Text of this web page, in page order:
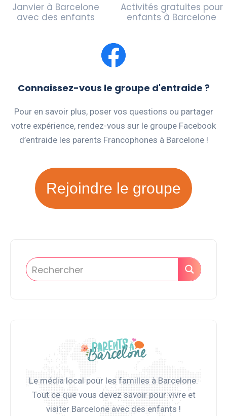
Janvier à Barcelone
avec des enfants
Activités gratuites pour
enfants à Barcelone
Connaissez-vous le groupe d'entraide ?
Pour en savoir plus, poser vos questions ou partager
votre expérience, rendez-vous sur le groupe Facebook
d’entraide les parents Francophones à Barcelone !
Rejoindre le groupe
Le média local pour les familles à Barcelone.
Tout ce que vous devez savoir pour vivre et
visiter Barcelone avec des enfants !